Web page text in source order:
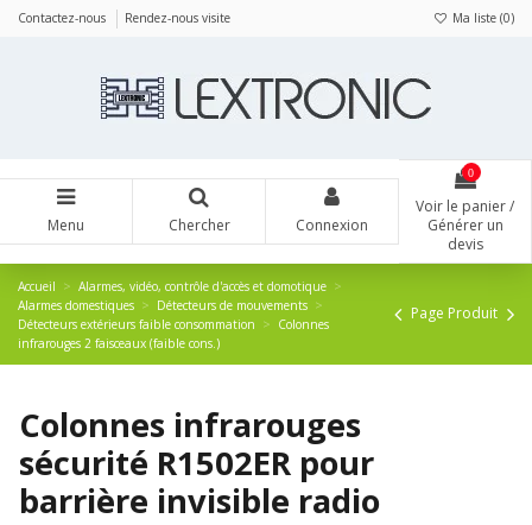
Contactez-nous Rendez-nous visite Ma liste (0)
Menu Chercher Connexion
0
Voir le panier /
Générer un
devis
Accueil
Alarmes, vidéo, contrôle d'accès et domotique
Alarmes domestiques
Détecteurs de mouvements
Détecteurs extérieurs faible consommation
Colonnes
infrarouges 2 faisceaux (faible cons.)
Page Produit
Colonnes infrarouges
sécurité R1502ER pour
barrière invisible radio
Panneau de gestion des cookies